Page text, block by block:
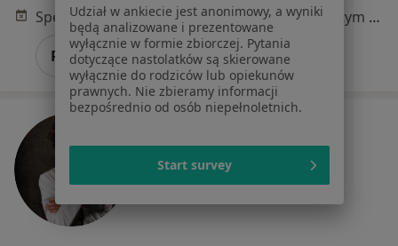
Specjalista nie oferuje umawiania online pod tym adresem.
Poproś o wizytę
Udział w ankiecie jest anonimowy, a wyniki
będą analizowane i prezentowane
wyłącznie w formie zbiorczej. Pytania
dotyczące nastolatków są skierowane
wyłącznie do rodziców lub opiekunów
prawnych. Nie zbieramy informacji
bezpośrednio od osób niepełnoletnich.
Start survey